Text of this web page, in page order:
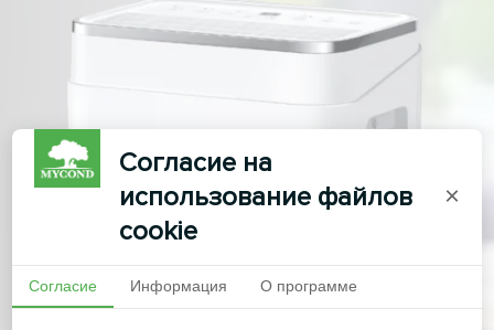
Согласие на
использование файлов
cookie
×
Согласие Информация О программе